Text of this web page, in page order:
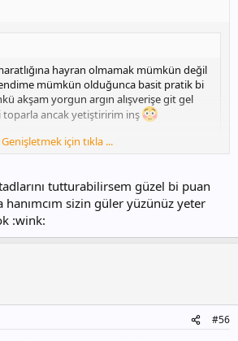
hayran olmamak mümkün değil
mümkün olduğunca basit pratik bi
akşam yorgun argın alışverişe git gel
toparla ancak yetiştiririm inş
ailesi çok seviyor)
allah'tan)
daha çok hünerlerimi göstermek
ben salatayla ana yemek yapabilirsem
Genişletmek için tıkla ...
tutturabilirsem güzel bi puan
hanımcım sizin güler yüzünüz yeter
:wink:
#56